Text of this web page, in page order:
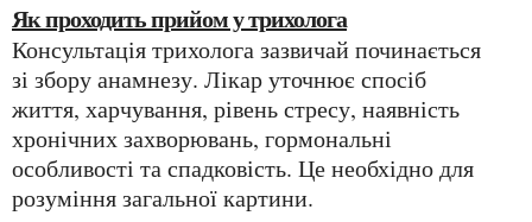
Як проходить прийом у трихолога
Консультація трихолога зазвичай починається
зі збору анамнезу. Лікар уточнює спосіб
життя, харчування, рівень стресу, наявність
хронічних захворювань, гормональні
особливості та спадковість. Це необхідно для
розуміння загальної картини.